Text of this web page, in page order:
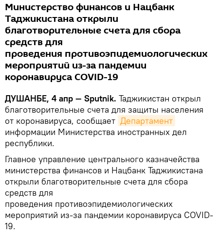
Министерство финансов и Нацбанк
Таджикистана открыли
благотворительные счета для сбора
средств для
проведения противоэпидемиологических
мероприятий из-за пандемии
коронавируса COVID-19
ДУШАНБЕ, 4 апр — Sputnik. Таджикистан открыл
благотворительные счета для защиты населения
от коронавируса, сообщает Департамент
информации Министерства иностранных дел
республики.
Главное управление центрального казначейства
министерства финансов и Нацбанк Таджикистана
открыли благотворительные счета для сбора
средств для
проведения противоэпидемиологических
мероприятий из-за пандемии коронавируса COVID-
19.